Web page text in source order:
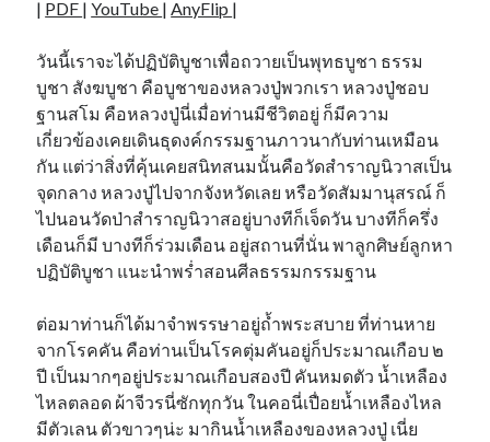
| PDF |YouTube |AnyFlip |
วันนี้เราจะได้ปฏิบัติบูชาเพื่อถวายเป็นพุทธบูชา ธรรม
บูชา สังฆบูชา คือบูชาของหลวงปู่พวกเรา หลวงปู่ชอบ
ฐานสโม คือหลวงปู่นี่เมื่อท่านมีชีวิตอยู่ ก็มีความ
เกี่ยวข้องเคยเดินธุดงค์กรรมฐานภาวนากับท่านเหมือน
กัน แต่ว่าสิ่งที่คุ้นเคยสนิทสนมนั้นคือวัดสำราญนิวาสเป็น
จุดกลาง หลวงปู่ไปจากจังหวัดเลย หรือวัดสัมมานุสรณ์ ก็
ไปนอนวัดป่าสำราญนิวาสอยู่บางทีก็เจ็ดวัน บางทีก็ครึ่ง
เดือนก็มี บางทีก็ร่วมเดือน อยู่สถานที่นั่น พาลูกศิษย์ลูกหา
ปฏิบัติบูชา แนะนำพร่ำสอนศีลธรรมกรรมฐาน
ต่อมาท่านก็ได้มาจำพรรษาอยู่ถ้ำพระสบาย ที่ท่านหาย
จากโรคคัน คือท่านเป็นโรคตุ่มคันอยู่ก็ประมาณเกือบ ๒
ปี เป็นมากๆอยู่ประมาณเกือบสองปี คันหมดตัว น้ำเหลือง
ไหลตลอด ผ้าจีวรนี่ซักทุกวัน ในคอนี่เปื่อยน้ำเหลืองไหล
มีตัวเลน ตัวขาวๆน่ะ มากินน้ำเหลืองของหลวงปู่ เนี่ย